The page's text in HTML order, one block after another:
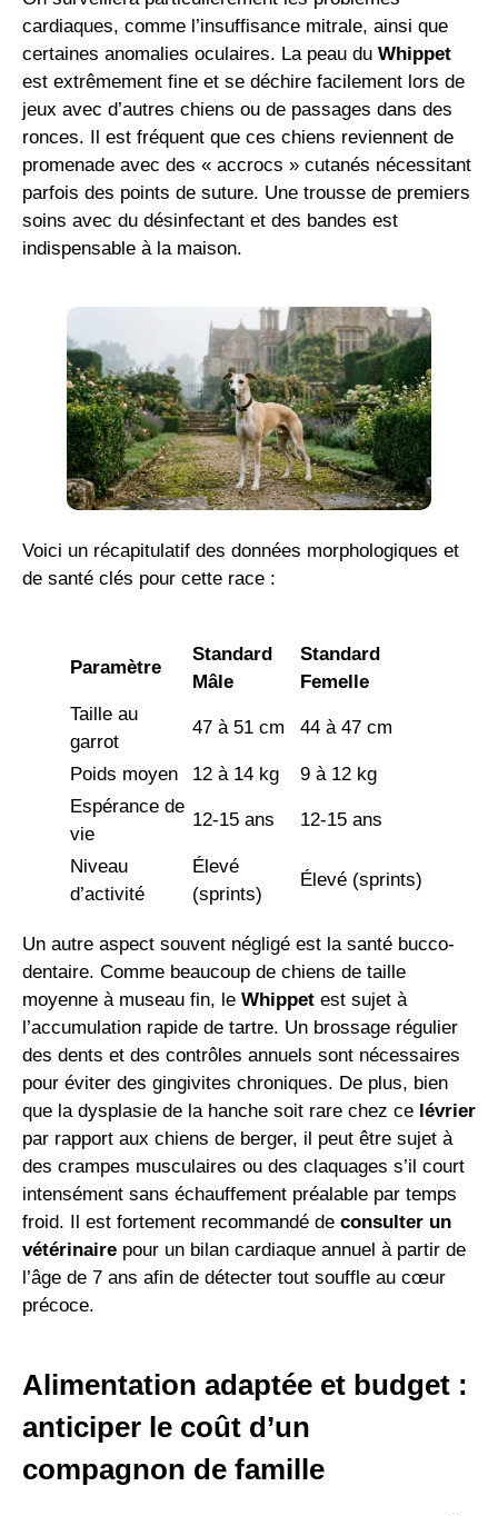
cardiaques, comme l’insuffisance mitrale, ainsi que
certaines anomalies oculaires. La peau du Whippet
est extrêmement fine et se déchire facilement lors de
jeux avec d’autres chiens ou de passages dans des
ronces. Il est fréquent que ces chiens reviennent de
promenade avec des « accrocs » cutanés nécessitant
parfois des points de suture. Une trousse de premiers
soins avec du désinfectant et des bandes est
indispensable à la maison.
Voici un récapitulatif des données morphologiques et
de santé clés pour cette race :
Paramètre
Standard
Mâle
Standard
Femelle
Taille au
garrot
47 à 51 cm 44 à 47 cm
Poids moyen 12 à 14 kg
9 à 12 kg
Espérance de
vie
12-15 ans 12-15 ans
Niveau
d’activité
Élevé
(sprints)
Élevé (sprints)
Un autre aspect souvent négligé est la santé bucco-
dentaire. Comme beaucoup de chiens de taille
moyenne à museau fin, le Whippet est sujet à
l’accumulation rapide de tartre. Un brossage régulier
des dents et des contrôles annuels sont nécessaires
pour éviter des gingivites chroniques. De plus, bien
que la dysplasie de la hanche soit rare chez ce lévrier
par rapport aux chiens de berger, il peut être sujet à
des crampes musculaires ou des claquages s’il court
intensément sans échauffement préalable par temps
froid. Il est fortement recommandé de consulter un
vétérinaire pour un bilan cardiaque annuel à partir de
l’âge de 7 ans afin de détecter tout souffle au cœur
précoce.
Alimentation adaptée et budget :
anticiper le coût d’un
compagnon de famille